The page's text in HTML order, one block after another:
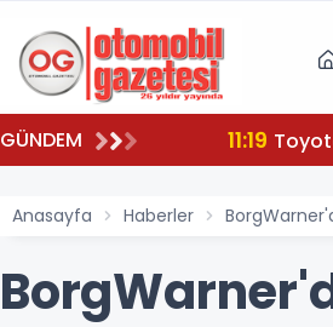
GÜNDEM 11:19
Anasayfa Haberler